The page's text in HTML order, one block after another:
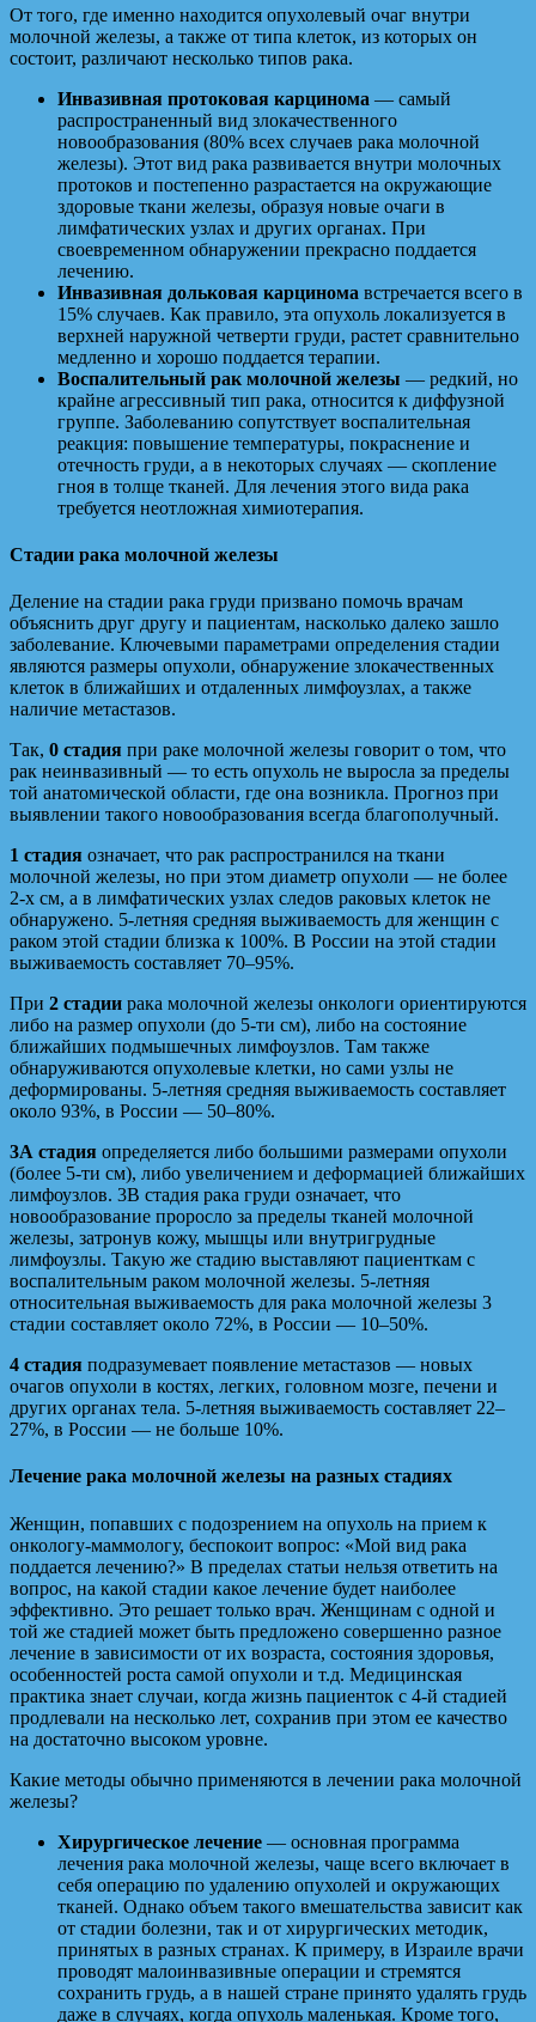
От того, где именно находится опухолевый очаг внутри
молочной железы, а также от типа клеток, из которых он
состоит, различают несколько типов рака.
Инвазивная протоковая карцинома — самый
распространенный вид злокачественного
новообразования (80% всех случаев рака молочной
железы). Этот вид рака развивается внутри молочных
протоков и постепенно разрастается на окружающие
здоровые ткани железы, образуя новые очаги в
лимфатических узлах и других органах. При
своевременном обнаружении прекрасно поддается
лечению.
Инвазивная дольковая карцинома встречается всего в
15% случаев. Как правило, эта опухоль локализуется в
верхней наружной четверти груди, растет сравнительно
медленно и хорошо поддается терапии.
Воспалительный рак молочной железы — редкий, но
крайне агрессивный тип рака, относится к диффузной
группе. Заболеванию сопутствует воспалительная
реакция: повышение температуры, покраснение и
отечность груди, а в некоторых случаях — скопление
гноя в толще тканей. Для лечения этого вида рака
требуется неотложная химиотерапия.
Стадии рака молочной железы
Деление на стадии рака груди призвано помочь врачам
объяснить друг другу и пациентам, насколько далеко зашло
заболевание. Ключевыми параметрами определения стадии
являются размеры опухоли, обнаружение злокачественных
клеток в ближайших и отдаленных лимфоузлах, а также
наличие метастазов.
Так, 0 стадия при раке молочной железы говорит о том, что
рак неинвазивный — то есть опухоль не выросла за пределы
той анатомической области, где она возникла. Прогноз при
выявлении такого новообразования всегда благополучный.
1 стадия означает, что рак распространился на ткани
молочной железы, но при этом диаметр опухоли — не более
2-х см, а в лимфатических узлах следов раковых клеток не
обнаружено. 5-летняя средняя выживаемость для женщин с
раком этой стадии близка к 100%. В России на этой стадии
выживаемость составляет 70–95%.
При 2 стадии рака молочной железы онкологи ориентируются
либо на размер опухоли (до 5-ти см), либо на состояние
ближайших подмышечных лимфоузлов. Там также
обнаруживаются опухолевые клетки, но сами узлы не
деформированы. 5-летняя средняя выживаемость составляет
около 93%, в России — 50–80%.
3А стадия определяется либо большими размерами опухоли
(более 5-ти см), либо увеличением и деформацией ближайших
лимфоузлов. 3В стадия рака груди означает, что
новообразование проросло за пределы тканей молочной
железы, затронув кожу, мышцы или внутригрудные
лимфоузлы. Такую же стадию выставляют пациенткам с
воспалительным раком молочной железы. 5-летняя
относительная выживаемость для рака молочной железы 3
стадии составляет около 72%, в России — 10–50%.
4 стадия подразумевает появление метастазов — новых
очагов опухоли в костях, легких, головном мозге, печени и
других органах тела. 5-летняя выживаемость составляет 22–
27%, в России — не больше 10%.
Лечение рака молочной железы на разных стадиях
Женщин, попавших с подозрением на опухоль на прием к
онкологу-маммологу, беспокоит вопрос: «Мой вид рака
поддается лечению?» В пределах статьи нельзя ответить на
вопрос, на какой стадии какое лечение будет наиболее
эффективно. Это решает только врач. Женщинам с одной и
той же стадией может быть предложено совершенно разное
лечение в зависимости от их возраста, состояния здоровья,
особенностей роста самой опухоли и т.д. Медицинская
практика знает случаи, когда жизнь пациенток с 4-й стадией
продлевали на несколько лет, сохранив при этом ее качество
на достаточно высоком уровне.
Какие методы обычно применяются в лечении рака молочной
железы?
Хирургическое лечение — основная программа
лечения рака молочной железы, чаще всего включает в
себя операцию по удалению опухолей и окружающих
тканей. Однако объем такого вмешательства зависит как
от стадии болезни, так и от хирургических методик,
принятых в разных странах. К примеру, в Израиле врачи
проводят малоинвазивные операции и стремятся
сохранить грудь, а в нашей стране принято удалять грудь
даже в случаях, когда опухоль маленькая. Кроме того,